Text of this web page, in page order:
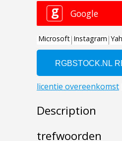
Description
trefwoorden